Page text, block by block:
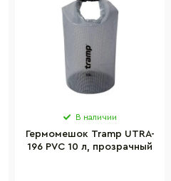
В наличии
Гермомешок Tramp UTRA-
196 PVC 10 л, прозрачный